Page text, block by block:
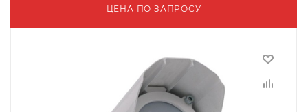
ЦЕНА ПО ЗАПРОСУ